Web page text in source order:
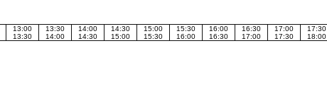
13:00
13:30
13:30
14:00
14:00
14:30
14:30
15:00
15:00
15:30
15:30
16:00
16:00
16:30
16:30
17:00
17:00
17:30
17:30
18:00